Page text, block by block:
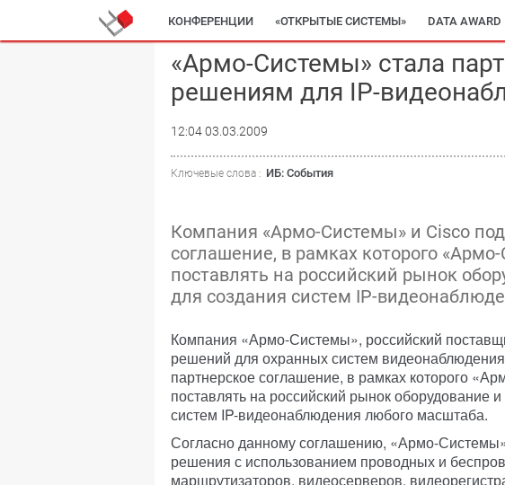
КОНФЕРЕНЦИИ «ОТКРЫТЫЕ СИСТЕМЫ» DATA AWARD
«Армо-Системы» стала
решениям для IP-
12:04 03.03.2009
Ключевые слова : ИБ: События
Компания «Армо-Системы» и Cisco
соглашение, в рамках которого
поставлять на российский рынок
для создания систем IP-
Компания «Армо-Системы», российский
решений для охранных систем
партнерское соглашение, в рамках которого
поставлять на российский рынок оборудование
систем IP-видеонаблюдения любого масштаба.
Согласно данному соглашению, «Армо-Системы»
решения с использованием проводных и
маршрутизаторов, видеосерверов,